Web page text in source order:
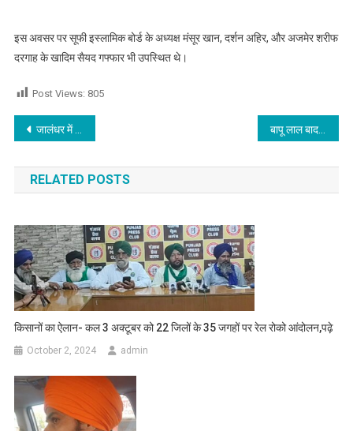
इस अवसर पर सूफी इस्लामिक बोर्ड के अध्यक्ष मंसूर खान, दर्शन अहिर, और अजमेर शरीफ
दरगाह के खादिम सैयद गफ्फार भी उपस्थित थे।
Post Views: 805
Post navigation
जालंधर में जमीनी विवाद को लेकर चली गोलियां,खोल बरामद, देखें वीडियो
RELATED POSTS
किसानों का ऐलान- कल 3 अक्टूबर को 22 जिलों के 35 जगहों पर रेल रोको आंदोलन,पढ़े
October 2, 2024 admin